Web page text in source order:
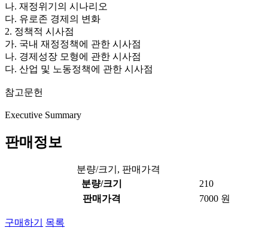
나. 재정위기의 시나리오
다. 유로존 경제의 변화
2. 정책적 시사점
가. 국내 재정정책에 관한 시사점
나. 경제성장 모형에 관한 시사점
다. 산업 및 노동정책에 관한 시사점
참고문헌
Executive Summary
판매정보
분량/크기, 판매가격
분량/크기
210
판매가격
7000 원
구매하기 목록